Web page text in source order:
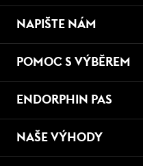
NAPIŠTE NÁM
POMOC S VÝBĚREM
ENDORPHIN PAS
NAŠE VÝHODY